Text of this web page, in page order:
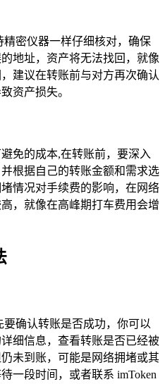
密仪器一样仔细核对，确保
地址，资产将无法找回，就像
建议在转账前与对方再次确认
资产损失。
免的成本,在转账前，要深入
根据自己的转账金额和需求选
情况对手续费的影响，在网络
，就像在高峰期打车费用会增
确认转账是否成功，你可以
细信息，查看转账是否已经被
未到账，可能是网络拥堵或其
一段时间，或者联系 imToken